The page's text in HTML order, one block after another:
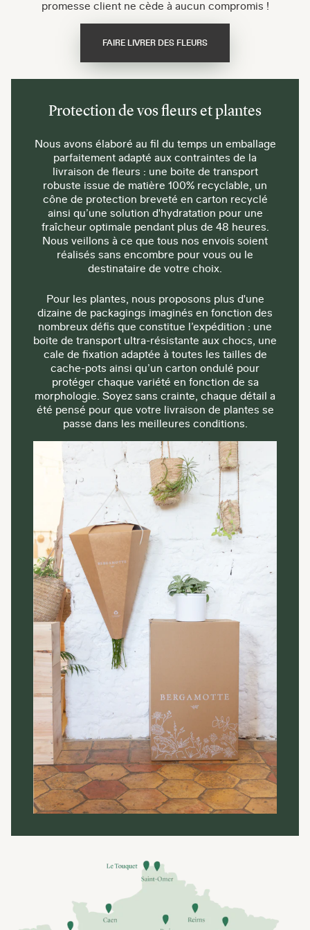
promesse client ne cède à aucun compromis !
FAIRE LIVRER DES FLEURS
Protection de vos fleurs et plantes
Nous avons élaboré au fil du temps un emballage
parfaitement adapté aux contraintes de la
livraison de fleurs : une boite de transport
robuste issue de matière 100% recyclable, un
cône de protection breveté en carton recyclé
ainsi qu’une solution d'hydratation pour une
fraîcheur optimale pendant plus de 48 heures.
Nous veillons à ce que tous nos envois soient
réalisés sans encombre pour vous ou le
destinataire de votre choix.
Pour les plantes, nous proposons plus d'une
dizaine de packagings imaginés en fonction des
nombreux défis que constitue l’expédition : une
boite de transport ultra-résistante aux chocs, une
cale de fixation adaptée à toutes les tailles de
cache-pots ainsi qu’un carton ondulé pour
protéger chaque variété en fonction de sa
morphologie. Soyez sans crainte, chaque détail a
été pensé pour que votre livraison de plantes se
passe dans les meilleures conditions.